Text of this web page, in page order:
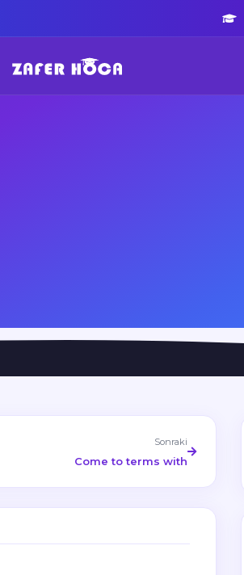
Sonraki
Come to terms with